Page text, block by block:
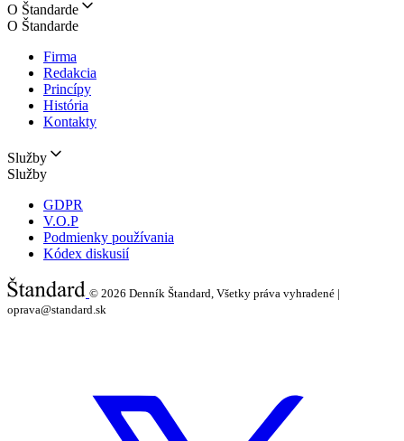
O Štandarde
O Štandarde
Firma
Redakcia
Princípy
História
Kontakty
Služby
Služby
GDPR
V.O.P
Podmienky používania
Kódex diskusií
© 2026 Denník Štandard, Všetky práva vyhradené |
oprava@standard.sk